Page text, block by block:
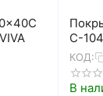
C-
КОД:
В